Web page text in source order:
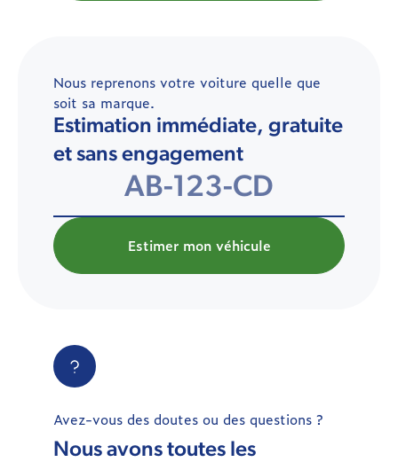
Nous reprenons votre voiture quelle que
soit sa marque.
Estimation immédiate, gratuite
et sans engagement
Estimer mon véhicule
Avez-vous des doutes ou des questions ?
Nous avons toutes les